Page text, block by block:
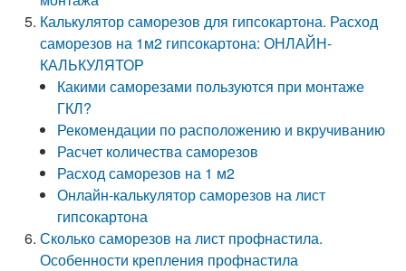
Калькулятор саморезов для гипсокартона. Расход
саморезов на 1м2 гипсокартона: ОНЛАЙН-
КАЛЬКУЛЯТОР
Какими саморезами пользуются при монтаже
ГКЛ?
Рекомендации по расположению и вкручиванию
Расчет количества саморезов
Расход саморезов на 1 м2
Онлайн-калькулятор саморезов на лист
гипсокартона
Сколько саморезов на лист профнастила.
Особенности крепления профнастила